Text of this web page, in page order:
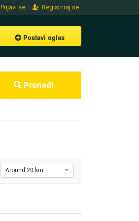
Prijavi se Registriraj se
Postavi oglas
Pronađi
Around 20 km